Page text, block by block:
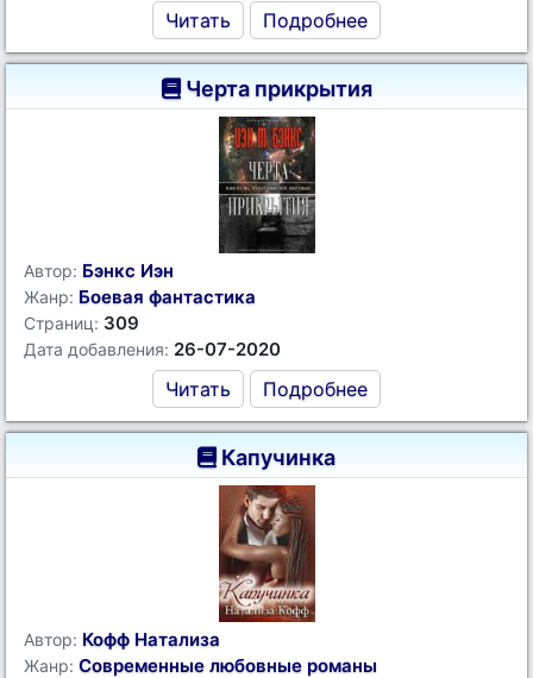
Читать Подробнее
Черта прикрытия
Автор: Бэнкс Иэн
Жанр: Боевая фантастика
Страниц: 309
Дата добавления: 26-07-2020
Читать Подробнее
Капучинка
Автор: Кофф Натализа
Жанр: Современные любовные романы